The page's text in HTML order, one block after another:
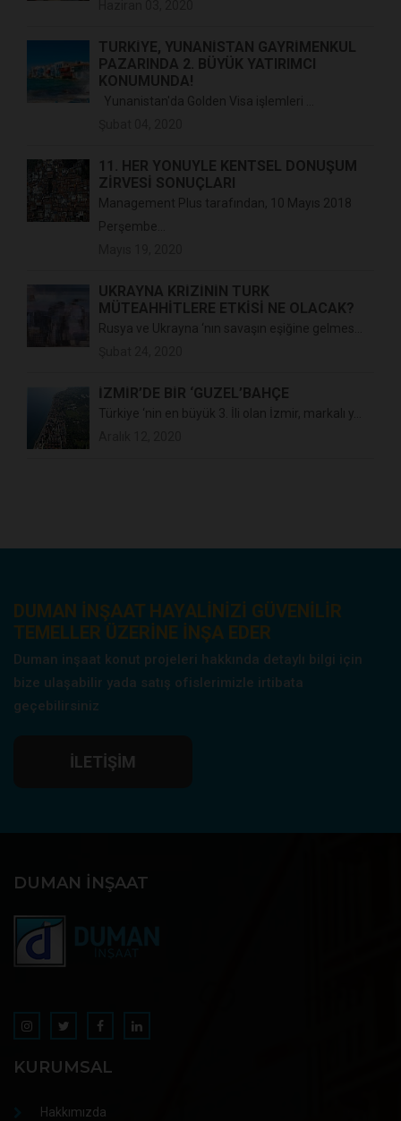
TÜRKIYE, YUNANISTAN GAYRIMENKUL
PAZARINDA 2. BÜYÜK YATIRIMCI
KONUMUNDA!
Yunanistan'da Golden Visa işlemleri ...
11. HER YÖNÜYLE KENTSEL DÖNÜŞÜM
ZİRVESİ SONUÇLARI
Management Plus tarafından, 10 Mayıs 2018
Perşembe...
UKRAYNA KRİZİNİN TÜRK
MÜTEAHHİTLERE ETKİSİ NE OLACAK?
Rusya ve Ukrayna ‘nın savaşın eşiğine gelmes...
İZMİR’DE BİR ‘GÜZEL’BAHÇE
Türkiye ‘nin en büyük 3. İli olan İzmir, markalı y...
DUMAN INŞAAT HAYALINIZI GÜVENILIR
TEMELLER ÜZERINE INŞA EDER
Duman inşaat konut projeleri hakkında detaylı bilgi için
bize ulaşabilir yada satış ofislerimizle irtibata
geçebilirsiniz
İLETIŞIM
DUMAN İNŞAAT
KURUMSAL
Hakkımızda